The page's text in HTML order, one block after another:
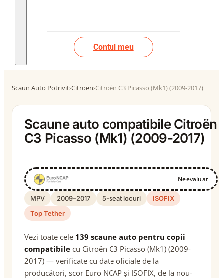
Contul meu
Scaun Auto Potrivit›Citroen›Citroën C3 Picasso (Mk1) (2009-2017)
Scaune auto compatibile Citroën
C3 Picasso (Mk1) (2009-2017)
Neevaluat
MPV 2009–2017 5-seat locuri
ISOFIX
Top Tether
Vezi toate cele 139 scaune auto pentru copii
compatibile cu Citroën C3 Picasso (Mk1) (2009-
2017) — verificate cu date oficiale de la
producători, scor Euro NCAP și ISOFIX, de la nou-